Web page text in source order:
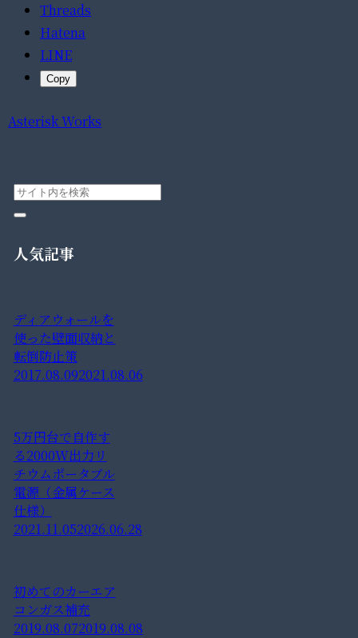
Threads
Hatena
LINE
Copy
Asterisk Works
人気記事
ディアウォールを
使った壁面収納と
転倒防止策
2017.08.092021.08.06
5万円台で自作す
る2000W出力リ
チウムポータブル
電源（金属ケース
仕様）
2021.11.052026.06.28
初めてのカーエア
コンガス補充
2019.08.072019.08.08